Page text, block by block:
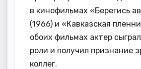
в кинофильмах «Берегись
(1966) и «Кавказская
обоих фильмах актер
роли и получил признание
коллег.